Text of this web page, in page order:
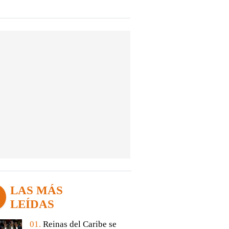
LAS MÁS
LEÍDAS
01. Reinas del Caribe se